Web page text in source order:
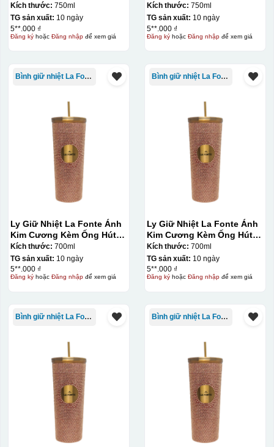
Kích thước: 750ml
TG sản xuất: 10 ngày
5**.000 ₫
Đăng kýhoặc Đăng nhậpđể xem giá
Kích thước: 750ml
TG sản xuất: 10 ngày
5**.000 ₫
Đăng kýhoặc Đăng nhậpđể xem giá
Bình giữ nhiệt La Fonte
Ly Giữ Nhiệt La Fonte Ánh
Kim Cương Kèm Ống Hút-
700 ml-014687-GOL
Kích thước: 700ml
TG sản xuất: 10 ngày
5**.000 ₫
Đăng kýhoặc Đăng nhậpđể xem giá
Bình giữ nhiệt La Fonte
Ly Giữ Nhiệt La Fonte Ánh
Kim Cương Kèm Ống Hút-
700 ml-014687-GOL
Kích thước: 700ml
TG sản xuất: 10 ngày
5**.000 ₫
Đăng kýhoặc Đăng nhậpđể xem giá
Bình giữ nhiệt La Fonte Bình giữ nhiệt La Fonte